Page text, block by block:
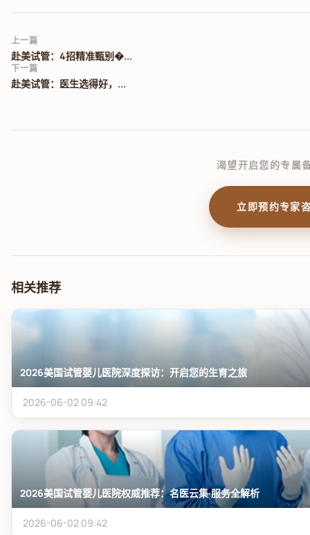
上一篇
赴美试管：4招精准甄别�...
下一篇
赴美试管：医生选得好，...
渴望开启您的专属
立即预约专家
相关推荐
2026美国试管婴儿医院深度探访：开启您的生育之旅
2026-06-02 09:42
2026美国试管婴儿医院权威推荐：名医云集·服务全解析
2026-06-02 09:42